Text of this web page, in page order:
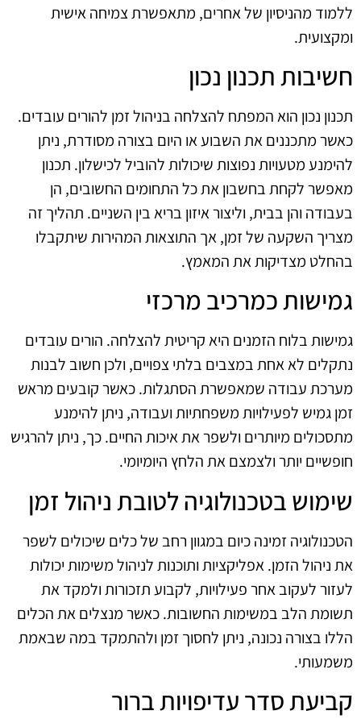
ללמוד מהניסיון של אחרים, מתאפשרת צמיחה אישית
ומקצועית.
חשיבות תכנון נכון
תכנון נכון הוא המפתח להצלחה בניהול זמן להורים עובדים.
כאשר מתכננים את השבוע או היום בצורה מסודרת, ניתן
להימנע מטעויות נפוצות שיכולות להוביל לכישלון. תכנון
מאפשר לקחת בחשבון את כל התחומים החשובים, הן
בעבודה והן בבית, וליצור איזון בריא בין השניים. תהליך זה
מצריך השקעה של זמן, אך התוצאות המהירות שיתקבלו
בהחלט מצדיקות את המאמץ.
גמישות כמרכיב מרכזי
גמישות בלוח הזמנים היא קריטית להצלחה. הורים עובדים
נתקלים לא אחת במצבים בלתי צפויים, ולכן חשוב לבנות
מערכת עבודה שמאפשרת הסתגלות. כאשר קובעים מראש
זמן גמיש לפעילויות משפחתיות ועבודה, ניתן להימנע
מתסכולים מיותרים ולשפר את איכות החיים. כך, ניתן להרגיש
חופשיים יותר ולצמצם את הלחץ היומיומי.
שימוש בטכנולוגיה לטובת ניהול זמן
הטכנולוגיה זמינה כיום במגוון רחב של כלים שיכולים לשפר
את ניהול הזמן. אפליקציות ותוכנות לניהול משימות יכולות
לעזור לעקוב אחר פעילויות, לקבוע תזכורות ולמקד את
תשומת הלב במשימות החשובות. כאשר מנצלים את הכלים
הללו בצורה נכונה, ניתן לחסוך זמן ולהתמקד במה שבאמת
משמעותי.
קביעת סדר עדיפויות ברור